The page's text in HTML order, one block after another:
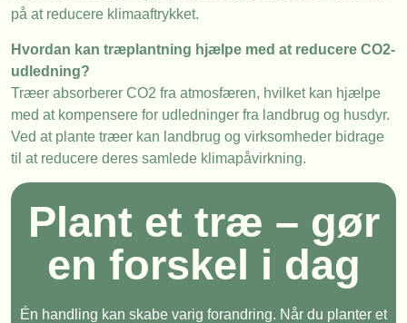
på at reducere klimaaftrykket.
Hvordan kan træplantning hjælpe med at reducere CO2-
udledning?
Træer absorberer CO2 fra atmosfæren, hvilket kan hjælpe
med at kompensere for udledninger fra landbrug og husdyr.
Ved at plante træer kan landbrug og virksomheder bidrage
til at reducere deres samlede klimapåvirkning.
Plant et træ – gør
en forskel i dag
Én handling kan skabe varig forandring. Når du planter et